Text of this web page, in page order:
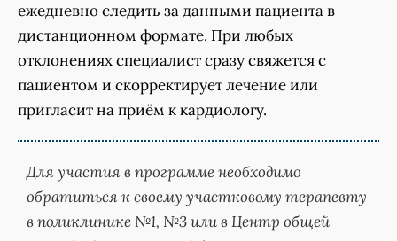
ежедневно следить за данными пациента в
дистанционном формате. При любых
отклонениях специалист сразу свяжется с
пациентом и скорректирует лечение или
пригласит на приём к кардиологу.
Для участия в программе необходимо
обратиться к своему участковому терапевту
в поликлинике №1, №3 или в Центр общей